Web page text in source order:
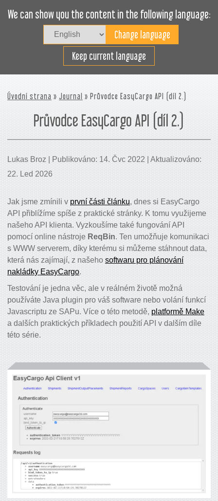
We can show you the content in the following language:
Keep current language
Plánujte nakládku efektivně
Úvodní strana » Journal » Průvodce EasyCargo API (díl 2.)
Průvodce EasyCargo API (díl 2.)
Lukas Broz | Publikováno: 14. Čvc 2022 | Aktualizováno:
22. Led 2026
Jak jsme zmínili v první části článku, dnes si EasyCargo
API přiblížíme spíše z praktické stránky. K tomu využijeme
našeho API klienta. Vyzkoušíme také fungování API
pomocí online nástroje ReqBin. Ten umožňuje komunikaci
s WWW serverem, díky kterému si můžeme stáhnout data,
která nás zajímají, z našeho softwaru pro plánování
nakládky EasyCargo.
Testování je jedna věc, ale v reálném životě možná
používáte Java plugin pro váš software nebo volání funkcí
Javascriptu ze SAPu. Více o této metodě, platformě Make
a dalších praktických příkladech použití API v dalším díle
této série.